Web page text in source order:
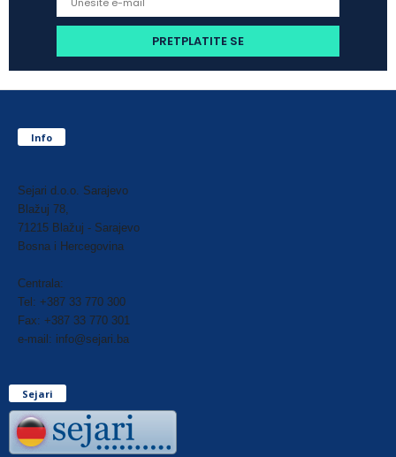
Info
Sejari d.o.o. Sarajevo
Blažuj 78,
71215 Blažuj - Sarajevo
Bosna i Hercegovina
Centrala:
Tel: +387 33 770 300
Fax: +387 33 770 301
e-mail: info@sejari.ba
Sejari